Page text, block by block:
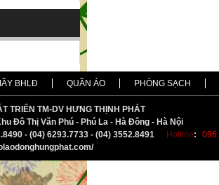
BHLĐ QUẦN ÁO PHÒNG SẠCH
TRIỂN TM-DV HƯNG THỊNH PHÁT
Đô Thị Văn Phú - Phú La - Hà Đông - Hà Nội
- (04) 6293.7733 - (04) 3552.8491
Hotline: